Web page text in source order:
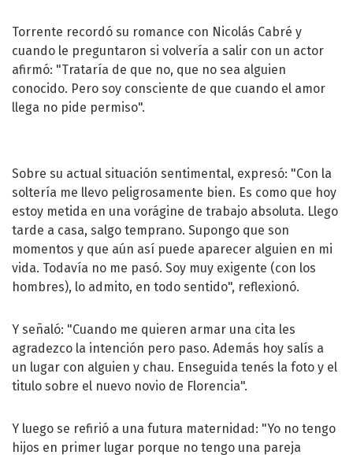
Torrente recordó su romance con Nicolás Cabré y
cuando le preguntaron si volvería a salir con un actor
afirmó: "Trataría de que no, que no sea alguien
conocido. Pero soy consciente de que cuando el amor
llega no pide permiso".
Sobre su actual situación sentimental, expresó: "Con la
soltería me llevo peligrosamente bien. Es como que hoy
estoy metida en una vorágine de trabajo absoluta. Llego
tarde a casa, salgo temprano. Supongo que son
momentos y que aún así puede aparecer alguien en mi
vida. Todavía no me pasó. Soy muy exigente (con los
hombres), lo admito, en todo sentido", reflexionó.
Y señaló: "Cuando me quieren armar una cita les
agradezco la intención pero paso. Además hoy salís a
un lugar con alguien y chau. Enseguida tenés la foto y el
titulo sobre el nuevo novio de Florencia".
Y luego se refirió a una futura maternidad: "Yo no tengo
hijos en primer lugar porque no tengo una pareja